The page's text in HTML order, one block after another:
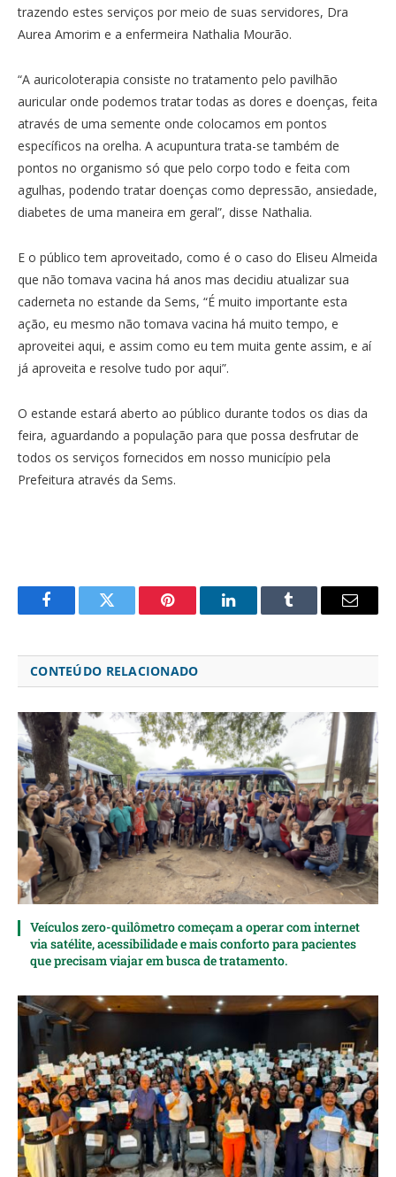
trazendo estes serviços por meio de suas servidores, Dra
Aurea Amorim e a enfermeira Nathalia Mourão.
“A auricoloterapia consiste no tratamento pelo pavilhão
auricular onde podemos tratar todas as dores e doenças, feita
através de uma semente onde colocamos em pontos
específicos na orelha. A acupuntura trata-se também de
pontos no organismo só que pelo corpo todo e feita com
agulhas, podendo tratar doenças como depressão, ansiedade,
diabetes de uma maneira em geral”, disse Nathalia.
E o público tem aproveitado, como é o caso do Eliseu Almeida
que não tomava vacina há anos mas decidiu atualizar sua
caderneta no estande da Sems, “É muito importante esta
ação, eu mesmo não tomava vacina há muito tempo, e
aproveitei aqui, e assim como eu tem muita gente assim, e aí
já aproveita e resolve tudo por aqui”.
O estande estará aberto ao público durante todos os dias da
feira, aguardando a população para que possa desfrutar de
todos os serviços fornecidos em nosso município pela
Prefeitura através da Sems.
FacebookTwitter Pinterest LinkedInTumblr Email
CONTEÚDO RELACIONADO
Veículos zero-quilômetro começam a operar com internet
via satélite, acessibilidade e mais conforto para pacientes
que precisam viajar em busca de tratamento.